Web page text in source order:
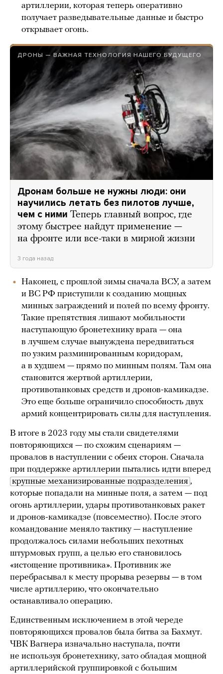
артиллерии, которая теперь оперативно
получает разведывательные данные и быстро
открывает огонь.
ДРОНЫ — ВАЖНАЯ ТЕХНОЛОГИЯ НАШЕГО БУДУЩЕГО
Дронам больше не нужны люди: они
научились летать без пилотов лучше,
чем с ними Теперь главный вопрос, где
этому быстрее найдут применение —
на фронте или все-таки в мирной жизни
3 года назад
Наконец, с прошлой зимы сначала ВСУ, а затем
и ВС РФ приступили к созданию мощных
минных заграждений и полей по всему фронту.
Такие препятствия лишают мобильности
наступающую бронетехнику врага — она
в лучшем случае вынуждена передвигаться
по узким разминированным коридорам,
а в худшем — прямо по минным полям. Там она
становится жертвой артиллерии,
противотанковых средств и дронов-камикадзе.
Это еще больше ограничило способность двух
армий концентрировать силы для наступления.
В итоге в 2023 году мы стали свидетелями
повторяющихся — по схожим сценариям —
провалов в наступлении с обеих сторон. Сначала
при поддержке артиллерии пытались идти вперед
крупные механизированные подразделения ,
которые попадали на минные поля, а затем — под
огонь артиллерии, удары противотанковых ракет
и дронов-камикадзе (повсеместно). После этого
командование меняло тактику — наступление
продолжалось силами небольших пехотных
штурмовых групп, а целью его становилось
«истощение противника». Противник же
перебрасывал к месту прорыва резервы — в том
числе артиллерию, что окончательно
останавливало операцию.
Единственным исключением в этой череде
повторяющихся провалов была битва за Бахмут.
ЧВК Вагнера изначально наступала, почти
не используя бронетехнику, зато обладая мощной
артиллерийской группировкой с большим